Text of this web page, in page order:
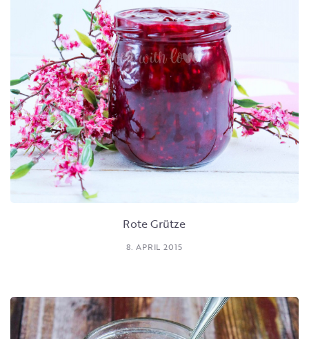
Rote Grütze
8. APRIL 2015